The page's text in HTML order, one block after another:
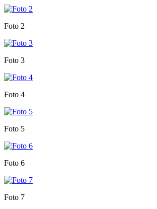
Foto 2
Foto 3
Foto 4
Foto 5
Foto 6
Foto 7